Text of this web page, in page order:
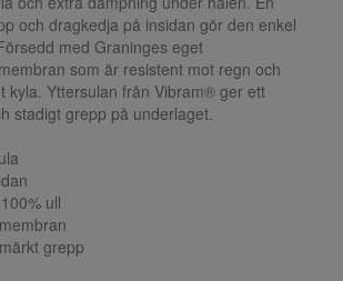
och dragkedja på insidan gör den enkel
med Graninges eget
som är resistent mot regn och
kyla. Yttersulan från Vibram® ger ett
stadigt grepp på underlaget.
ull
grepp